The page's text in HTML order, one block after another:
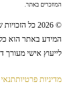
המוזכרים באתר.
© 2026 כל הזכויות שמורות לשביל צדק
המידע באתר הוא
לייעוץ אישי מעורך
מדיניות פרטיות